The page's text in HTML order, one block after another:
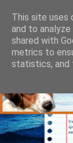
This site uses
and to
shared with
metrics to
statistics, and